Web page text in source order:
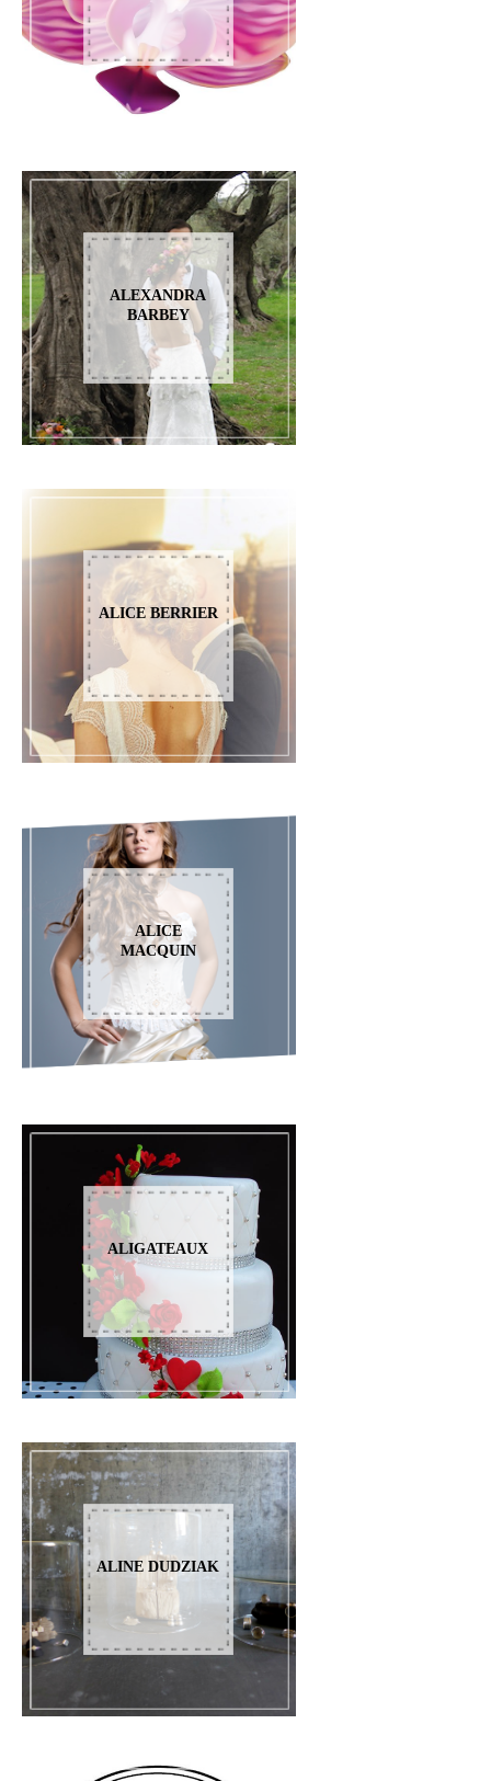
ALEXANDRA
BARBEY
ALICE BERRIER
ALICE
MACQUIN
ALIGATEAUX
ALINE DUDZIAK